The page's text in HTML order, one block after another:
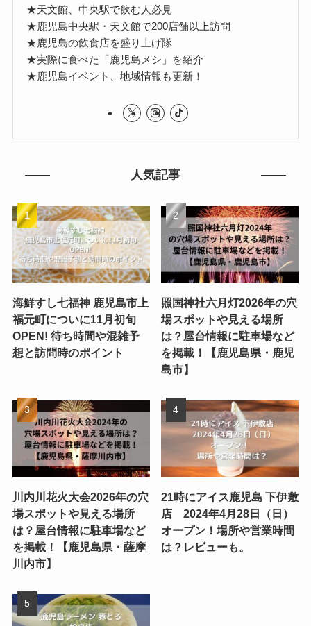
★天文館、中央駅で飲む人必見
★鹿児島中央駅・天文館で200店舗以上訪問
★鹿児島の飲食店を盛り上げ隊
★実際に食べた「鹿児島メシ」を紹介
★鹿児島イベント、地域情報も更新！
人気記事
海鮮すし七福神 鹿児島市上
福元町についに11月初旬
OPEN! 待ち時間や混雑予
想と訪問時のポイント
照国神社六月灯2026年の穴
場スポットや見える場所
は？屋台情報に駐車場など
を掲載！【鹿児島県・鹿児
島市】
川内川花火大会2026年の穴
場スポットや見える場所
は？屋台情報に駐車場など
を掲載！【鹿児島県・薩摩
川内市】
21時にアイス鹿児島 下伊敷
店 2024年4月28日（日）
オープン！場所や営業時間
は？レビューも。